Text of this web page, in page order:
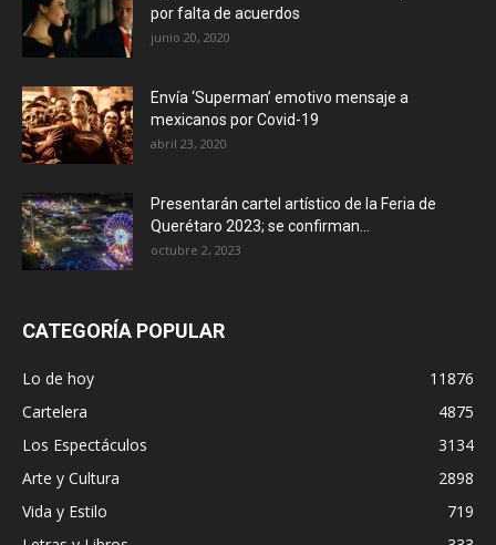
por falta de acuerdos
junio 20, 2020
Envía ‘Superman’ emotivo mensaje a
mexicanos por Covid-19
abril 23, 2020
Presentarán cartel artístico de la Feria de
Querétaro 2023; se confirman...
octubre 2, 2023
CATEGORÍA POPULAR
Lo de hoy
11876
Cartelera
4875
Los Espectáculos
3134
Arte y Cultura
2898
Vida y Estilo
719